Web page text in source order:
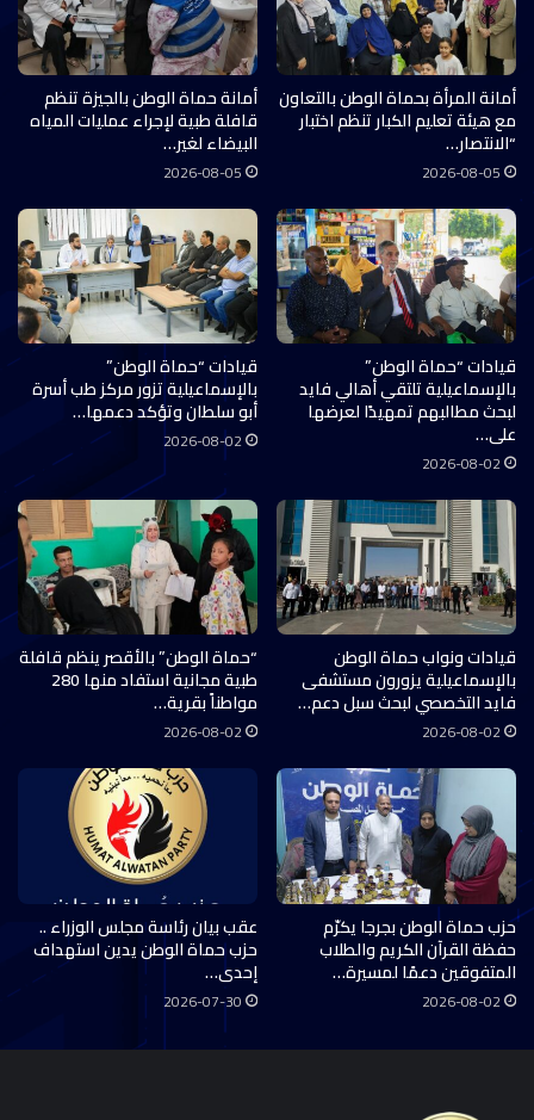
أمانة المرأة بحماة الوطن بالتعاون
مع هيئة تعليم الكبار تنظم اختبار
“الانتصار…
2026-08-05
أمانة حماة الوطن بالجيزة تنظم
قافلة طبية لإجراء عمليات المياه
البيضاء لغير…
2026-08-05
قيادات “حماة الوطن”
بالإسماعيلية تلتقي أهالي فايد
لبحث مطالبهم تمهيدًا لعرضها
على…
2026-08-02
قيادات “حماة الوطن”
بالإسماعيلية تزور مركز طب أسرة
أبو سلطان وتؤكد دعمها…
2026-08-02
قيادات ونواب حماة الوطن
بالإسماعيلية يزورون مستشفى
فايد التخصصي لبحث سبل دعم…
2026-08-02
“حماة الوطن” بالأقصر ينظم قافلة
طبية مجانية استفاد منها 280
مواطناً بقرية…
2026-08-02
حزب حماة الوطن بجرجا يكرّم
حفظة القرآن الكريم والطلاب
المتفوقين دعمًا لمسيرة…
2026-08-02
عقب بيان رئاسة مجلس الوزراء ..
حزب حماة الوطن يدين استهداف
إحدى…
2026-07-30